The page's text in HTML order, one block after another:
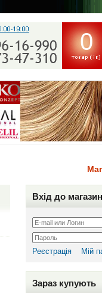
0
Вхід до
Реєстрація
Мій
Зараз купують